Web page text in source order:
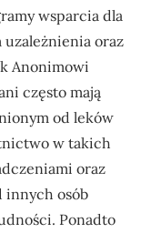
wsparcia dla
uzależnienia oraz
Anonimowi
często mają
od leków
w takich
oraz
innych osób
Ponadto